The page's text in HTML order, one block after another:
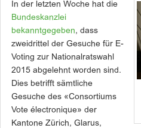
In der letzten Woche hat die
Bundeskanzlei
bekanntgegeben, dass
zweidrittel der Gesuche für E-
Voting zur Nationalratswahl
2015 abgelehnt worden sind.
Dies betrifft sämtliche
Gesuche des «Consortiums
Vote électronique» der
Kantone Zürich, Glarus,